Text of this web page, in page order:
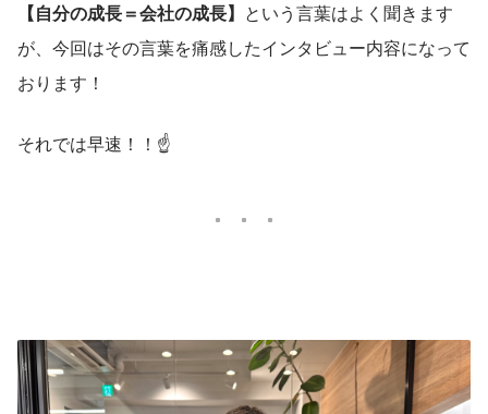
【自分の成長＝会社の成長】 という言葉はよく聞きます
が、今回はその言葉を痛感したインタビュー内容になって
おります！
それでは早速！！☝